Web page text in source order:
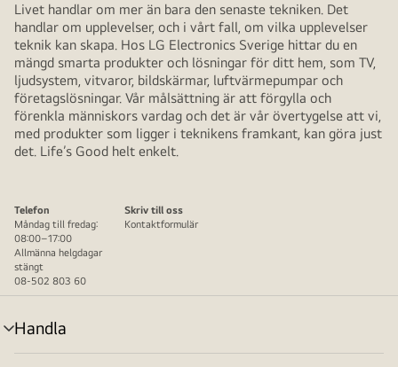
Livet handlar om mer än bara den senaste tekniken. Det
handlar om upplevelser, och i vårt fall, om vilka upplevelser
teknik kan skapa. Hos LG Electronics Sverige hittar du en
mängd smarta produkter och lösningar för ditt hem, som TV,
ljudsystem, vitvaror, bildskärmar, luftvärmepumpar och
företagslösningar. Vår målsättning är att förgylla och
förenkla människors vardag och det är vår övertygelse att vi,
med produkter som ligger i teknikens framkant, kan göra just
det. Life’s Good helt enkelt.
Telefon
Måndag till fredag:
08:00–17:00
Allmänna helgdagar
stängt
08-502 803 60
Skriv till oss
Kontaktformulär
Handla
menyväxling